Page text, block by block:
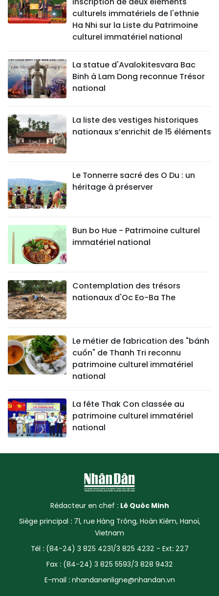
culturels immatériels de l'ethnie
Ha Nhi sur la Liste du Patrimoine
culturel immatériel national
La statue d'Avalokitesvara Bac
Binh à Lam Dong reconnue Trésor
national
La liste des vestiges historiques
nationaux s’enrichit de 15 éléments
Le Tonnerre sacré des O Du : un
héritage à préserver
Bun bo Hue - Patrimoine culturel
immatériel national
Contemplation des trésors
nationaux d'Oc Eo-Ba The
Le métier de fabrication des "bánh
cuốn" de Thanh Tri reconnu
patrimoine culturel immatériel
national
La fête Thak Con classée au
patrimoine culturel immatériel
national
Rédacteur en chef : Lê Quôc Minh
Siège principal : 71, rue Hàng Trông, Hoàn Kiêm, Hanoï,
Vietnam
Tél : (84-24) 3 825 4231/3 825 4232 - Ext: 227
Fax : (84-24) 3 825 5593/3 828 9432
E-mail : nhandanenligne@nhandan.vn